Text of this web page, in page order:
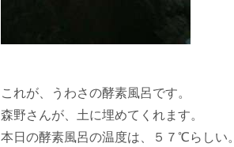
これが、うわさの酵素風呂です。
森野さんが、土に埋めてくれます。
本日の酵素風呂の温度は、５７℃らしい。